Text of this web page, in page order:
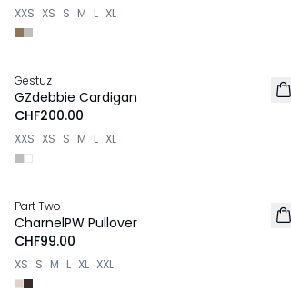
XXS XS S M L XL
NEU
Gestuz
GZdebbie Cardigan
CHF200.00
XXS XS S M L XL
NEU
Part Two
CharnelPW Pullover
CHF99.00
XS S M L XL XXL